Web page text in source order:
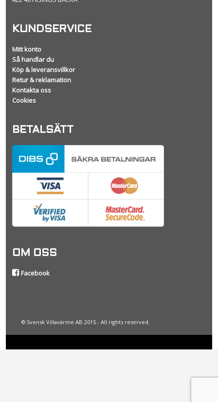
KUNDSERVICE
Mitt konto
Så handlar du
Köp & leveransvillkor
Retur & reklamation
Kontakta oss
Cookies
BETALSÄTT
OM OSS
Facebook
© Svensk Villavärme AB 2015 - All rights reserved.